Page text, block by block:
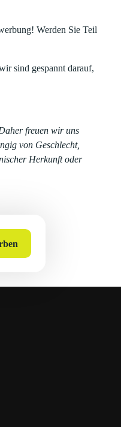
Werden Sie Teil
sind gespannt darauf,
freuen wir uns
von Geschlecht,
Herkunft oder